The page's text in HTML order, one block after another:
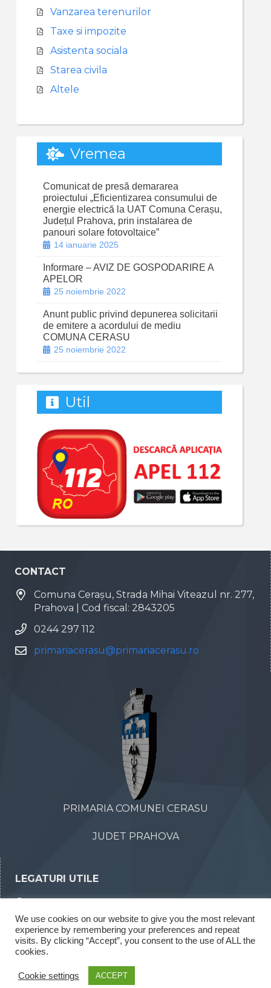
Vanzarea terenurilor
Taxe si impozite
Asistenta sociala
Starea civila
Altele
Vremea
Comunicat de presă demararea
proiectului „Eficientizarea consumului de
energie electrică la UAT Comuna Cerașu,
Județul Prahova, prin instalarea de
panouri solare fotovoltaice”
14 ianuarie 2025
Informare – AVIZ DE GOSPODARIRE A
APELOR
25 noiembrie 2022
Anunt public privind depunerea solicitarii
de emitere a acordului de mediu
COMUNA CERASU
25 noiembrie 2022
Util
CONTACT
Comuna Cerașu, Strada Mihai Viteazul nr. 277,
Prahova | Cod fiscal: 2843205
0244 297 112
primariacerasu@primariacerasu.ro
PRIMARIA COMUNEI CERASU
JUDET PRAHOVA
LEGATURI UTILE
Declaratii de interese
Rapoarte legea 52/2003
We use cookies on our website to give you the most relevant
experience by remembering your preferences and repeat
visits. By clicking “Accept”, you consent to the use of ALL the
cookies.
Cookie settings ACCEPT